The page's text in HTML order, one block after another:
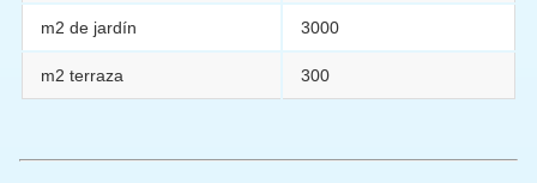
m2 de jardín 3000
m2 terraza 300